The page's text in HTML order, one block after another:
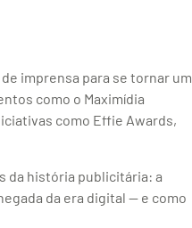
imprensa para se tornar um
como o Maximídia
como Effie Awards,
da história publicitária: a
da era digital — e como